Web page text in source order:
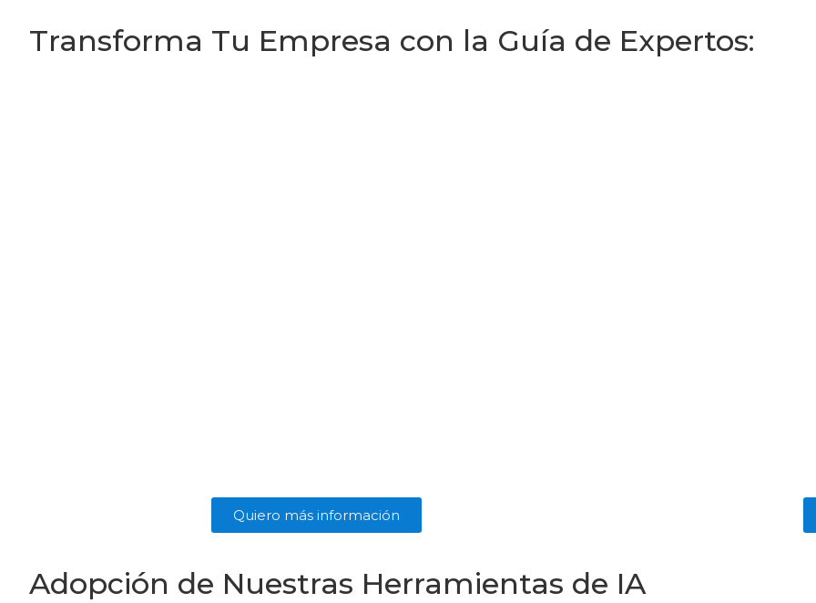
Transforma Tu Empresa con la Guía de Expertos:
Quiero más información
Adopción de Nuestras Herramientas de IA